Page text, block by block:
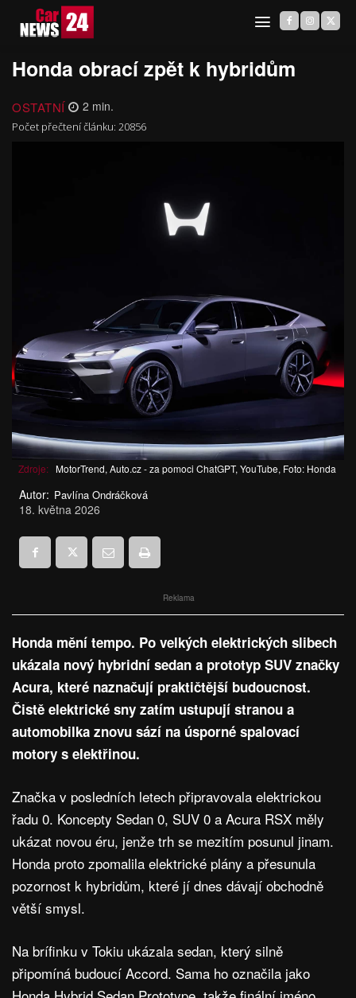
Honda obrací zpět k hybridům
OSTATNÍ 2 min.
Počet přečtení článku: 20856
Zdroje: MotorTrend, Auto.cz - za pomoci ChatGPT, YouTube, Foto: Honda
Autor: Pavlína Ondráčková
18. května 2026
Reklama
Honda mění tempo. Po velkých elektrických slibech
ukázala nový hybridní sedan a prototyp SUV značky
Acura, které naznačují praktičtější budoucnost.
Čistě elektrické sny zatím ustupují stranou a
automobilka znovu sází na úsporné spalovací
motory s elektřinou.
Značka v posledních letech připravovala elektrickou
řadu 0. Koncepty Sedan 0, SUV 0 a Acura RSX měly
ukázat novou éru, jenže trh se mezitím posunul jinam.
Honda proto zpomalila elektrické plány a přesunula
pozornost k hybridům, které jí dnes dávají obchodně
větší smysl.
Na brífinku v Tokiu ukázala sedan, který silně
připomíná budoucí Accord. Sama ho označila jako